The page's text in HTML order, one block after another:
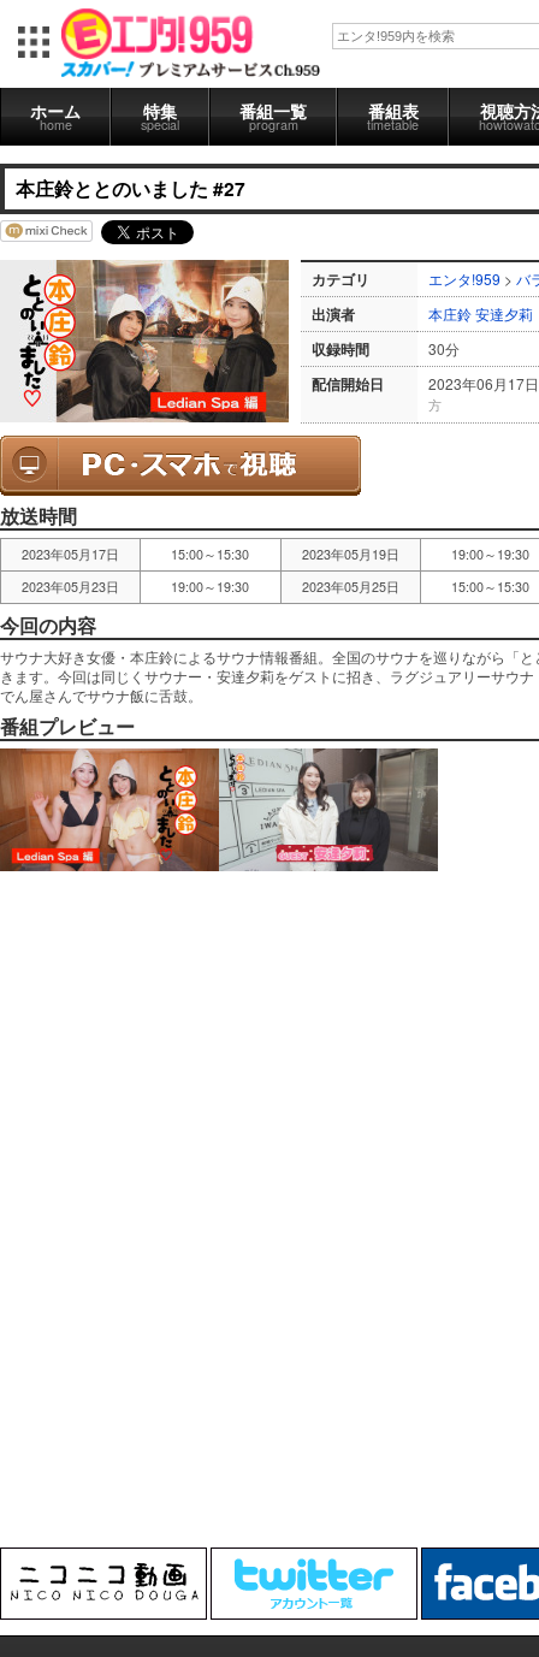
ホーム
home
特集
special
番組一覧
program
番組表
timetable
視聴方
本庄鈴ととのいました #27
カテゴリ エンタ!959 > バ
出演者 本庄鈴安達夕莉
収録時間 30分
配信開始日 2023年06月17日
方
放送時間
2023年05月17日 15:00～15:30 2023年05月19日
19:00～19:30
2023年05月23日
19:00～19:30 2023年05月25日 15:00～15:30
今回の内容
サウナ大好き女優・本庄鈴によるサウナ情報番組。全国のサウナを巡りながら「
きます。今回は同じくサウナー・安達夕莉をゲストに招き、ラグジュアリーサウ
でん屋さんでサウナ飯に舌鼓。
番組プレビュー